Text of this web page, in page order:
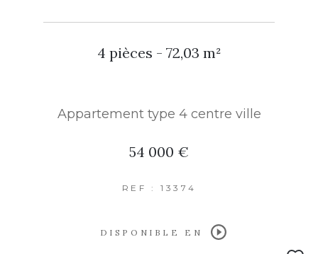
4 pièces - 72,03 m²
Appartement type 4 centre ville
54 000 €
REF : 13374
DISPONIBLE EN